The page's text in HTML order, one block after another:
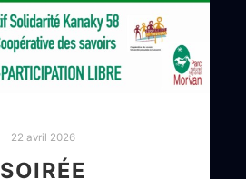
22 avril 2026
SOIRÉE